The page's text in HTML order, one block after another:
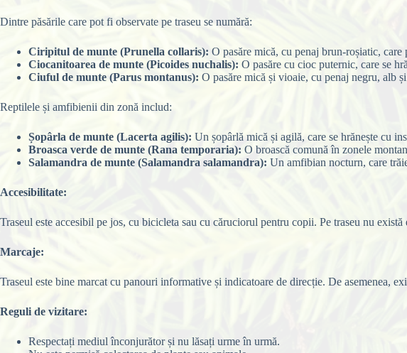
Dintre păsările care pot fi observate pe traseu se numără:
Ciripitul de munte (Prunella collaris): O pasăre mică, cu penaj brun-roșiatic, care
Ciocanitoarea de munte (Picoides nuchalis): O pasăre cu cioc puternic, care se
Ciuful de munte (Parus montanus): O pasăre mică și vioaie, cu penaj negru, alb
Reptilele și amfibienii din zonă includ:
Șopârla de munte (Lacerta agilis): Un șopârlă mică și agilă, care se hrănește cu
Broasca verde de munte (Rana temporaria): O broască comună în zonele
Salamandra de munte (Salamandra salamandra): Un amfibian nocturn, care
Accesibilitate:
Traseul este accesibil pe jos, cu bicicleta sau cu căruciorul pentru copii. Pe traseu nu
Marcaje:
Traseul este bine marcat cu panouri informative și indicatoare de direcție. De asemenea,
Reguli de vizitare:
Respectați mediul înconjurător și nu lăsați urme în urmă.